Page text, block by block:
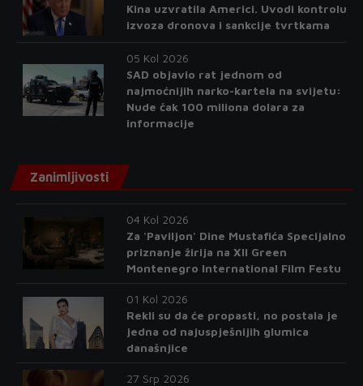
Kina uzvratila Americi. Uvodi kontrolu
izvoza dronova i sankcije tvrtkama
05 Kol 2026
SAD objavio rat jednom od
najmoćnijih narko-kartela na svijetu:
Nude čak 100 miliona dolara za
informacije
Zanimljivosti
04 Kol 2026
Za 'Paviljon' Dine Mustafića Specijalno
priznanje žirija na XII Green
Montenegro International Film Festu
01 Kol 2026
Rekli su da će propasti, no postala je
jedna od najuspješnijih glumica
današnjice
27 Srp 2026